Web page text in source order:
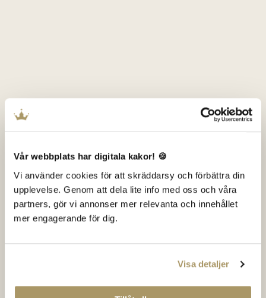
Vår webbplats har digitala kakor! 🍪
Vi använder cookies för att skräddarsy och förbättra din
upplevelse. Genom att dela lite info med oss och våra
partners, gör vi annonser mer relevanta och innehållet
mer engagerande för dig.
Visa detaljer